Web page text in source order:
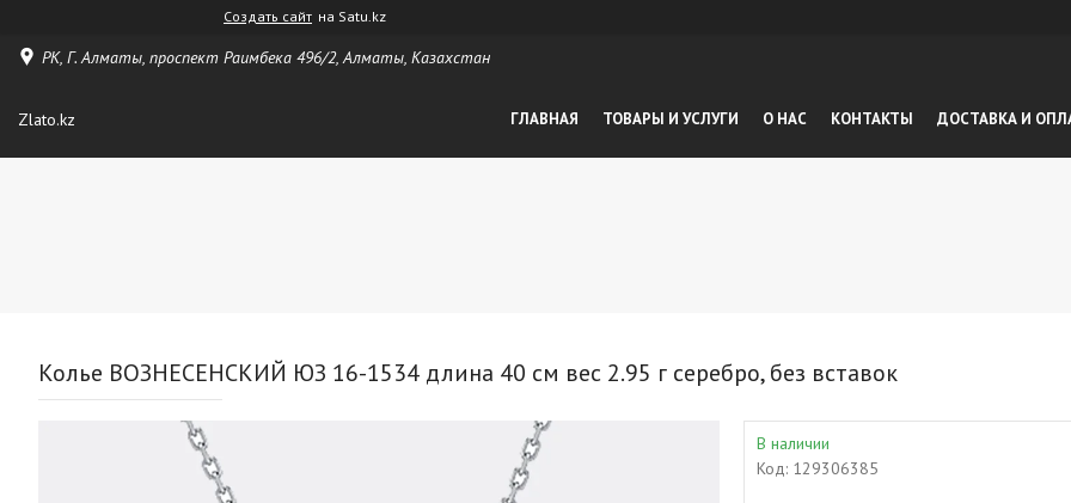
Создать сайт на Satu.kz
РК, Г. Алматы, проспект Раимбека 496/2, Алматы, Казахстан
Zlato.kz ГЛАВНАЯ ТОВАРЫ И УСЛУГИ О НАС КОНТАКТЫ ДОСТАВКА И
Колье ВОЗНЕСЕНСКИЙ ЮЗ 16-1534 длина 40 см вес 2.95 г серебро, без вставок
В наличии
Код: 129306385